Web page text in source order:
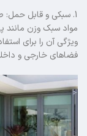
1. سبکی و قابل حمل:
مواد سبک وزن مانند
ویژگی آن را برای
فضاهای خارجی و